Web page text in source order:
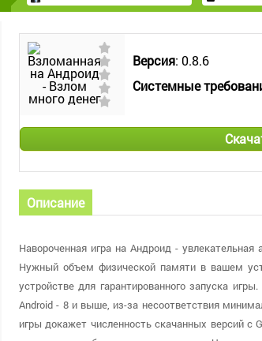
Версия: 0.8.6
Системные
Описание
Навороченная игра на Андроид -
Нужный объем физической памяти в вашем
устройстве для гарантированного запуска
Android - 8 и выше, из-за несоответствия
игры докажет численность скачанных версий с